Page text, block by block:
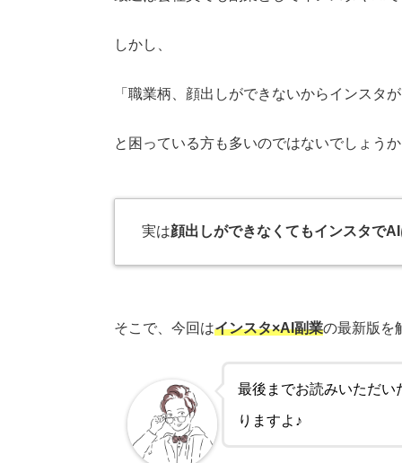
しかし、
「職業柄、 顔出しができないからインスタ
と困っている方も多いのではないでしょう
実は顔出しができなくてもインスタで
そこで、今回はインスタ×AI副業の最新版を
最後までお読みいただい
りますよ♪